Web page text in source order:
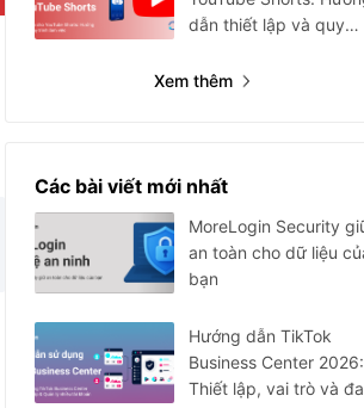
dẫn thiết lập và quy
Xem thêm
Các bài viết mới nhất
MoreLogin Security
an toàn cho dữ liệu
bạn
Hướng dẫn TikTok
Business Center 2026:
Thiết lập, vai trò và đa